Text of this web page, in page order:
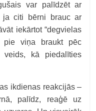
var palīdzēt ar
ja citi bērni brauc ar
iekārtot “degvielas
pie viņa braukt pēc
veids, kā piedalīties
ikdienas reakcijās –
palīdz, reaģē uz